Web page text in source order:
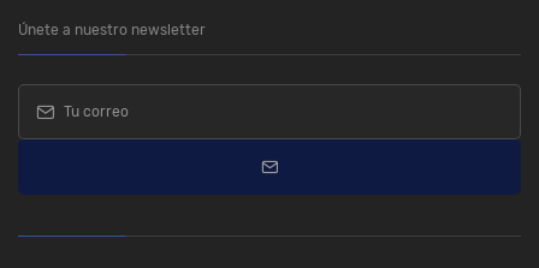
Únete a nuestro newsletter